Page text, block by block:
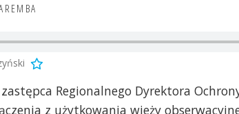
Regionalnego Dyrektora
z użytkowania wieży